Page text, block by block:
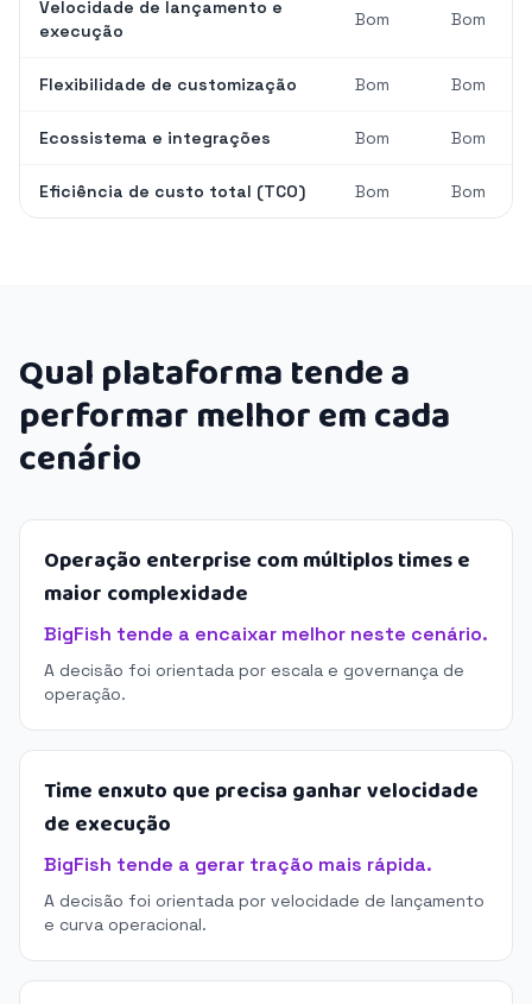
Velocidade de lançamento e
execução
Bom Bom
Flexibilidade de customização Bom Bom
Ecossistema e integrações Bom Bom
Eficiência de custo total (TCO) Bom Bom
Qual plataforma tende a
performar melhor em cada
cenário
Operação enterprise com múltiplos times e
maior complexidade
BigFish tende a encaixar melhor neste cenário.
A decisão foi orientada por escala e governança de
operação.
Time enxuto que precisa ganhar velocidade
de execução
BigFish tende a gerar tração mais rápida.
A decisão foi orientada por velocidade de lançamento
e curva operacional.